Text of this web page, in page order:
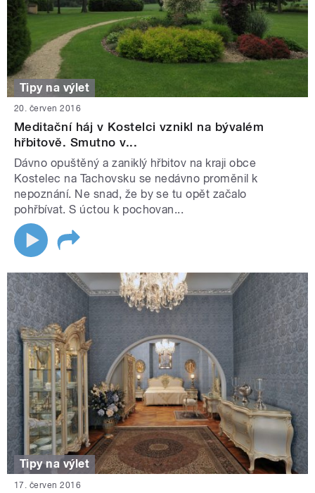
Tipy na výlet
20. červen 2016
Meditační háj v Kostelci vznikl na bývalém
hřbitově. Smutno v...
Dávno opuštěný a zaniklý hřbitov na kraji obce
Kostelec na Tachovsku se nedávno proměnil k
nepoznání. Ne snad, že by se tu opět začalo
pohřbívat. S úctou k pochovan...
Tipy na výlet
17. červen 2016